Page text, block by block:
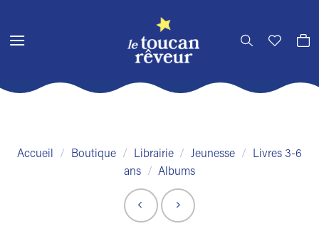
contenu
Accueil / Boutique / Librairie / Jeunesse /
Livres 3-6
ans
/ Albums